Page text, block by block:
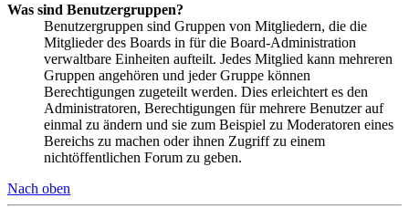
Was sind Benutzergruppen?
Benutzergruppen sind Gruppen von Mitgliedern, die die
Mitglieder des Boards in für die Board-Administration
verwaltbare Einheiten aufteilt. Jedes Mitglied kann mehreren
Gruppen angehören und jeder Gruppe können
Berechtigungen zugeteilt werden. Dies erleichtert es den
Administratoren, Berechtigungen für mehrere Benutzer auf
einmal zu ändern und sie zum Beispiel zu Moderatoren eines
Bereichs zu machen oder ihnen Zugriff zu einem
nichtöffentlichen Forum zu geben.
Nach oben